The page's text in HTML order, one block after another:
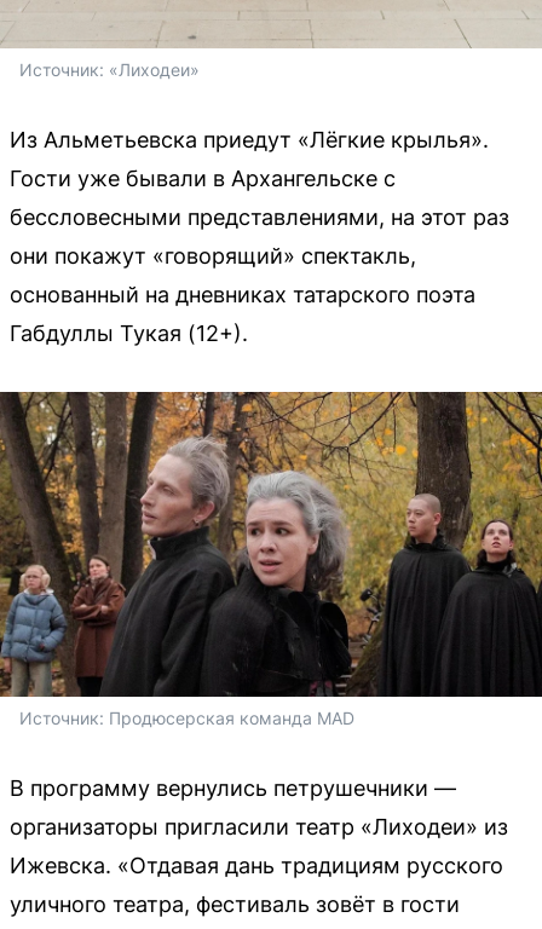
Источник: «Лиходеи»
Из Альметьевска приедут «Лёгкие крылья».
Гости уже бывали в Архангельске с
бессловесными представлениями, на этот раз
они покажут «говорящий» спектакль,
основанный на дневниках татарского поэта
Габдуллы Тукая (12+).
Источник: Продюсерская команда MAD
В программу вернулись петрушечники —
организаторы пригласили театр «Лиходеи» из
Ижевска. «Отдавая дань традициям русского
уличного театра, фестиваль зовёт в гости